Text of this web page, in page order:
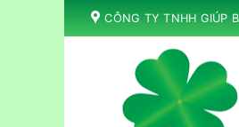
Skip
to
CÔNG TY TNHH GIÚP